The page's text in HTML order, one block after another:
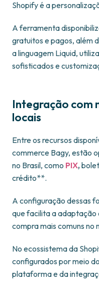
Shopify é a
A ferramenta
gratuitos e pagos, além
a linguagem Liquid,
sofisticados e
Integração com
locais
Entre os recursos
commerce Bagy, estão
no Brasil, como PIX,
crédito**.
A configuração dessas
que facilita a adaptação
compra mais comuns no
No ecossistema da
configurados por meio
plataforma e da